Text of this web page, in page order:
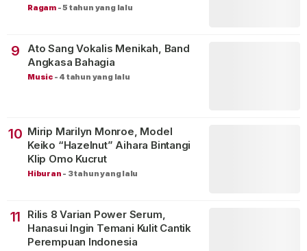
Ragam -5 tahun yang lalu
9
Ato Sang Vokalis Menikah, Band
Angkasa Bahagia
Music - 4 tahun yang lalu
10 Mirip Marilyn Monroe, Model
Keiko “Hazelnut” Aihara Bintangi
Klip Omo Kucrut
Hiburan - 3 tahun yang lalu
11
Rilis 8 Varian Power Serum,
Hanasui Ingin Temani Kulit Cantik
Perempuan Indonesia